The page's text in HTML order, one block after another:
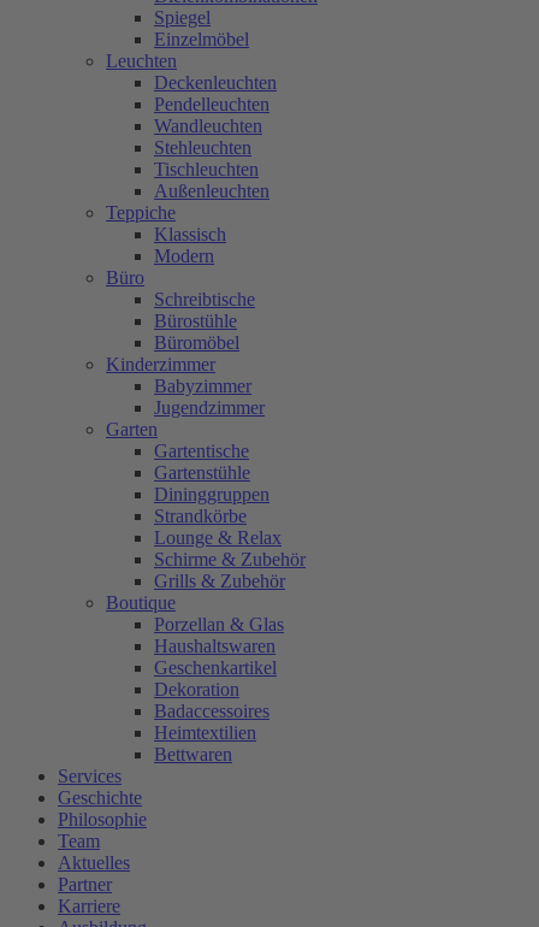
Spiegel
Einzelmöbel
Leuchten
Deckenleuchten
Pendelleuchten
Wandleuchten
Stehleuchten
Tischleuchten
Außenleuchten
Teppiche
Klassisch
Modern
Büro
Schreibtische
Bürostühle
Büromöbel
Kinderzimmer
Babyzimmer
Jugendzimmer
Garten
Gartentische
Gartenstühle
Dininggruppen
Strandkörbe
Lounge & Relax
Schirme & Zubehör
Grills & Zubehör
Boutique
Porzellan & Glas
Haushaltswaren
Geschenkartikel
Dekoration
Badaccessoires
Heimtextilien
Bettwaren
Services
Geschichte
Philosophie
Team
Aktuelles
Partner
Karriere